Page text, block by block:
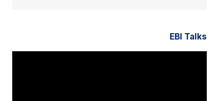
EBI Talks